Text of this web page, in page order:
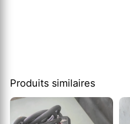
Produits similaires